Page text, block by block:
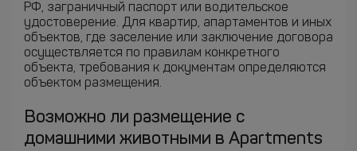
РФ, заграничный паспорт или водительское
удостоверение. Для квартир, апартаментов и иных
объектов, где заселение или заключение договора
осуществляется по правилам конкретного
объекта, требования к документам определяются
объектом размещения.
Возможно ли размещение с
домашними животными в Apartments